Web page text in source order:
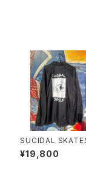
SUCIDAL
ーサイダルスケー
ーチジャケット
¥19,800